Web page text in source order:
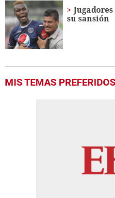
su sansión
MIS TEMAS PREFERIDOS